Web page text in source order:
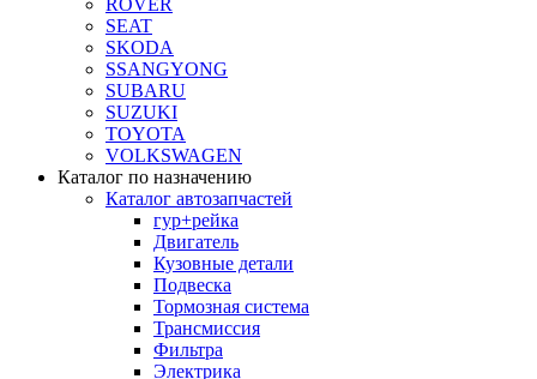
ROVER
SEAT
SKODA
SSANGYONG
SUBARU
SUZUKI
TOYOTA
VOLKSWAGEN
Каталог по назначению
Каталог автозапчастей
гур+рейка
Двигатель
Кузовные детали
Подвеска
Тормозная система
Трансмиссия
Фильтра
Электрика